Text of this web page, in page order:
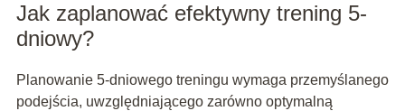
Jak zaplanować efektywny trening 5-
dniowy?
Planowanie 5-dniowego treningu wymaga przemyślanego
podejścia, uwzględniającego zarówno optymalną